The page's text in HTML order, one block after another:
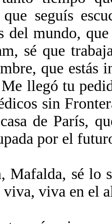
seguís
del mundo,
sé que
que estás
llegó tu
sin
de París,
por el
Mafalda, sé lo
viva, viva en el